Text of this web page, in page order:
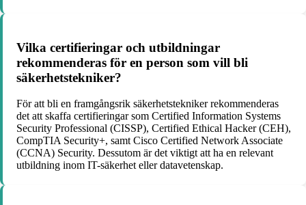
Vilka certifieringar och utbildningar
rekommenderas för en person som vill bli
säkerhetstekniker?
För att bli en framgångsrik säkerhetstekniker rekommenderas
det att skaffa certifieringar som Certified Information Systems
Security Professional (CISSP), Certified Ethical Hacker (CEH),
CompTIA Security+, samt Cisco Certified Network Associate
(CCNA) Security. Dessutom är det viktigt att ha en relevant
utbildning inom IT-säkerhet eller datavetenskap.